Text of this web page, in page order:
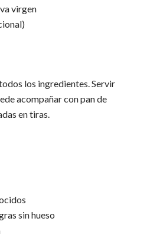
virgen
los ingredientes. Servir
acompañar con pan de
en tiras.
sin hueso